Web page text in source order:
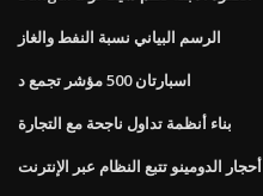
الرسم البياني نسبة النفط والغاز
اسبارتان 500 مؤشر تجمع د
بناء أنظمة تداول ناجحة مع التجارة
أحجار الدومينو تتبع النظام عبر الإنترنت